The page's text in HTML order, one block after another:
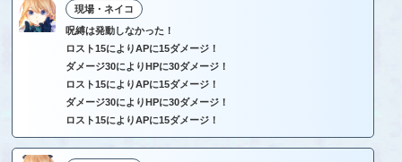
現場・ネイコ
呪縛は発動しなかった！
ロスト15によりAPに15ダメージ！
ダメージ30によりHPに30ダメージ！
ロスト15によりAPに15ダメージ！
ダメージ30によりHPに30ダメージ！
ロスト15によりAPに15ダメージ！